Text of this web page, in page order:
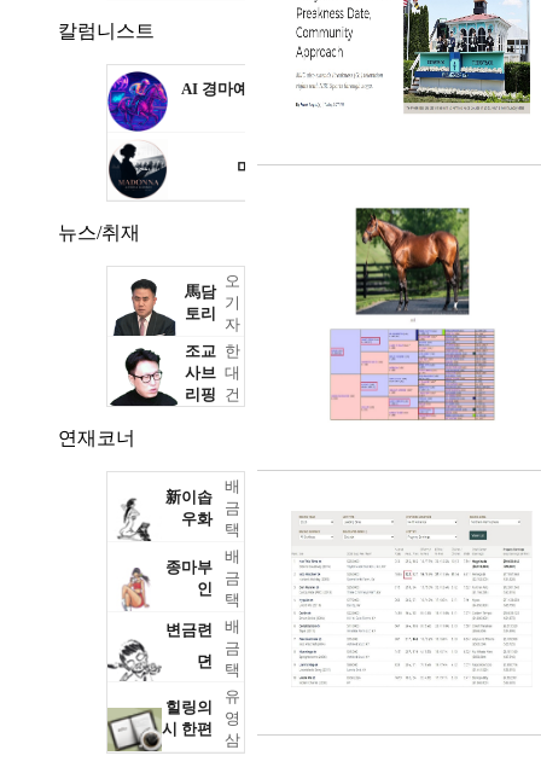
칼럼니스트
AI 경마예상 딸
KR
마돈나 KR
뉴스/취재
馬담
토리
오
기
자
조교
사브
리핑
한
대
건
연재코너
新이솝
우화
배
금
택
종마부
인
배
금
택
변금련
뎐
배
금
택
힐링의
시 한편
유
영
삼